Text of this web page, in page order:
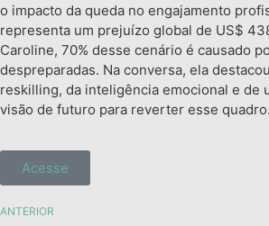
o impacto da queda no engajamento
representa um prejuízo global de US$
Caroline, 70% desse cenário é causado
despreparadas. Na conversa, ela
reskilling, da inteligência emocional e de
visão de futuro para reverter esse quadro.
Acesse
ANTERIOR